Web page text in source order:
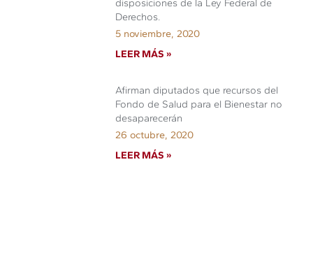
disposiciones de la Ley Federal de
Derechos.
5 noviembre, 2020
LEER MÁS »
Afirman diputados que recursos del
Fondo de Salud para el Bienestar no
desaparecerán
26 octubre, 2020
LEER MÁS »